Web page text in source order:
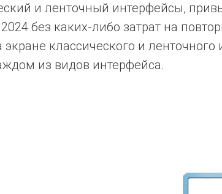
и ленточный интерфейсы,
без каких-либо затрат на
классического и ленточного
из видов интерфейса.